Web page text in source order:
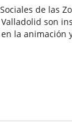
de las
son
la animación